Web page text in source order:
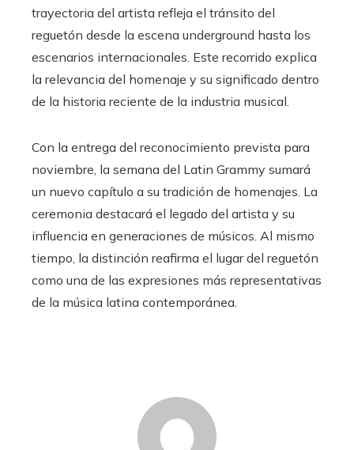
trayectoria del artista refleja el tránsito del
reguetón desde la escena underground hasta los
escenarios internacionales. Este recorrido explica
la relevancia del homenaje y su significado dentro
de la historia reciente de la industria musical.
Con la entrega del reconocimiento prevista para
noviembre, la semana del Latin Grammy sumará
un nuevo capítulo a su tradición de homenajes. La
ceremonia destacará el legado del artista y su
influencia en generaciones de músicos. Al mismo
tiempo, la distinción reafirma el lugar del reguetón
como una de las expresiones más representativas
de la música latina contemporánea.